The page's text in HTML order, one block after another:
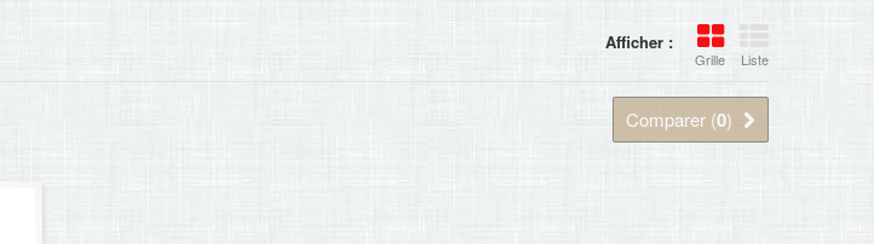
Afficher :
Grille Liste
Comparer (0)